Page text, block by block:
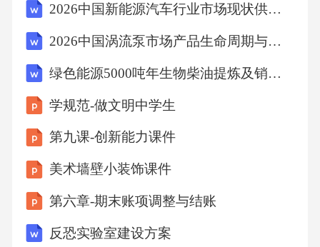
公司发展就会遇到瓶颈。这个5000吨项目对我
们太重要了，直接关系到公司能不能实现跨区
目，公司战略目标就是空谈。现在市场竞争这
么激烈，不赶紧布局，别人就占了先机。所以
说，这个项目不是可选项，是必选项，非常紧
迫。项目建成投产后，不仅能带来稳定的收
打下基础。
2026中国新能源汽车行业市场现状供需分析及投资评估发展趋势研究报告
2026中国涡流泵市场产品生命周期与更新换代报告
绿色能源5000吨年生物柴油提炼及销售可行性研究报告
学规范-做文明中学生
第九课-创新能力课件
美术墙壁小装饰课件
第六章-期末账项调整与结账
反恐实验室建设方案